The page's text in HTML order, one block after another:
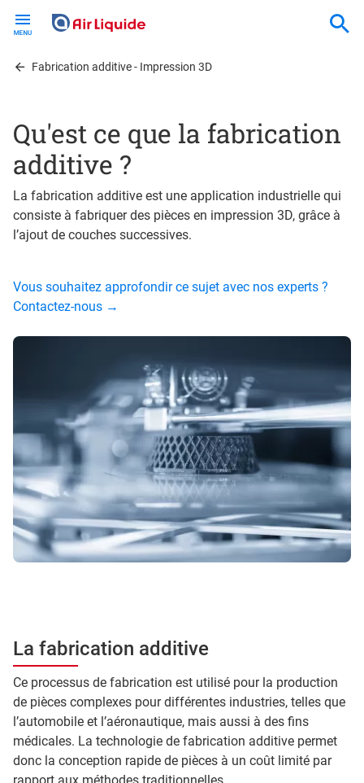
contentFabrication additive - Impression 3D
Qu'est ce que la fabrication
additive ?
La fabrication additive est une application industrielle qui
consiste à fabriquer des pièces en impression 3D, grâce à
l’ajout de couches successives.
Vous souhaitez approfondir ce sujet avec nos experts ?
Contactez-nous →
La fabrication additive
Ce processus de fabrication est utilisé pour la production
de pièces complexes pour différentes industries, telles que
l’automobile et l’aéronautique, mais aussi à des fins
médicales. La technologie de fabrication additive permet
donc la conception rapide de pièces à un coût limité par